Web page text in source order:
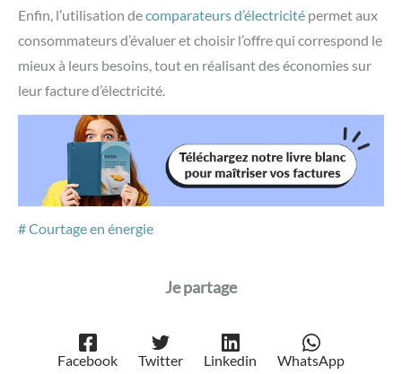
Enfin, l’utilisation decomparateurs d’électricité permet aux
consommateurs d’évaluer et choisir l’offre qui correspond le
mieux à leurs besoins, tout en réalisant des économies sur
leur facture d’électricité.
Courtage en énergie
Facebook Twitter Linkedin WhatsApp